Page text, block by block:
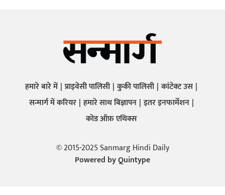
हमारे बारे में प्राइवेसी पालिसी कुकी पालिसी कांटेक्ट उस
सन्मार्ग में करियर हमारे साथ बिज्ञापन इतर इनफार्मेशन
कोड ऑफ़ एथिक्स
© 2015-2025 Sanmarg Hindi Daily
Powered byQuintype